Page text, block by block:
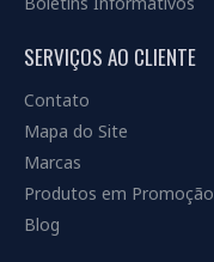
SERVIÇOS AO CLIENTE
Contato
Mapa do Site
Marcas
Produtos em Promoção
Blog